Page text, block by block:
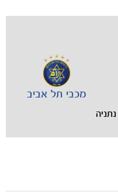
מכבי תל אביב
נתניה